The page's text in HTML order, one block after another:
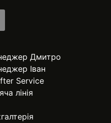
Дмитро
Іван
Service
лінія